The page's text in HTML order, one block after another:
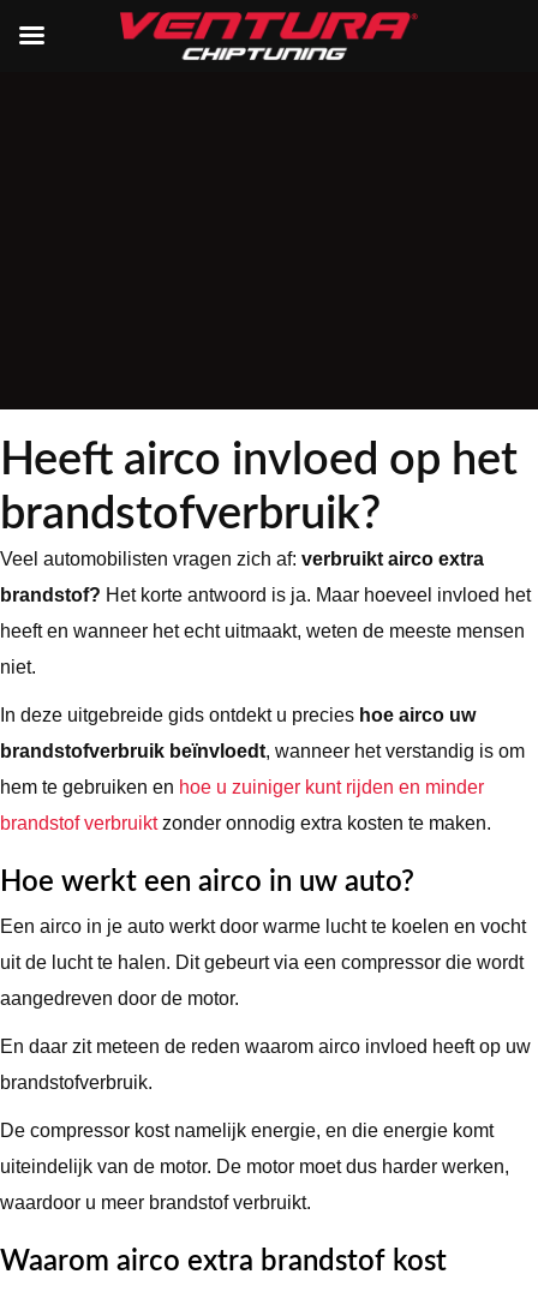
Heeft airco invloed op het
brandstofverbruik?
Veel automobilisten vragen zich af: verbruikt airco extra
brandstof? Het korte antwoord is ja. Maar hoeveel invloed het
heeft en wanneer het echt uitmaakt, weten de meeste mensen
niet.
In deze uitgebreide gids ontdekt u precies hoe airco uw
brandstofverbruik beïnvloedt, wanneer het verstandig is om
hem te gebruiken en hoe u zuiniger kunt rijden en minder
brandstof verbruiktzonder onnodig extra kosten te maken.
Hoe werkt een airco in uw auto?
Een airco in je auto werkt door warme lucht te koelen en vocht
uit de lucht te halen. Dit gebeurt via een compressor die wordt
aangedreven door de motor.
En daar zit meteen de reden waarom airco invloed heeft op uw
brandstofverbruik.
De compressor kost namelijk energie, en die energie komt
uiteindelijk van de motor. De motor moet dus harder werken,
waardoor u meer brandstof verbruikt.
Waarom airco extra brandstof kost